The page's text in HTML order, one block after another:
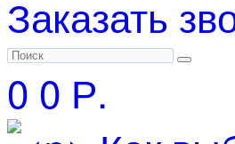
Заказать
0 0 Р.